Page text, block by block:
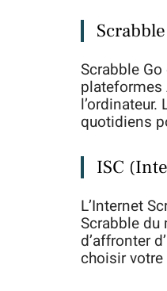
Scrabble
plateformes
quotidiens
ISC
L’Internet
Scrabble du
d’affronter
choisir